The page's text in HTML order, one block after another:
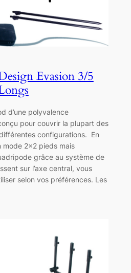
Evasion 3/5
d’une polyvalence
pour couvrir la plupart des
configurations. En
2×2 pieds mais
grâce au système de
sur l’axe central, vous
selon vos préférences. Les